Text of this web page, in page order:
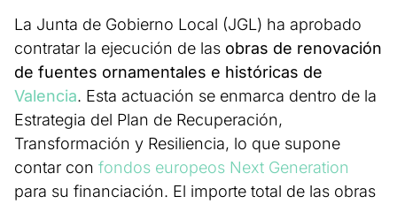
La Junta de Gobierno Local (JGL) ha aprobado
contratar la ejecución de las obras de renovación
de fuentes ornamentales e históricas de
Valencia. Esta actuación se enmarca dentro de la
Estrategia del Plan de Recuperación,
Transformación y Resiliencia, lo que supone
contar con fondos europeos Next Generation
para su financiación. El importe total de las obras